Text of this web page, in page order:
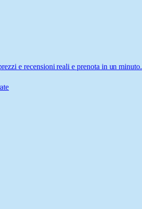
e recensioni reali e prenota in un minuto.